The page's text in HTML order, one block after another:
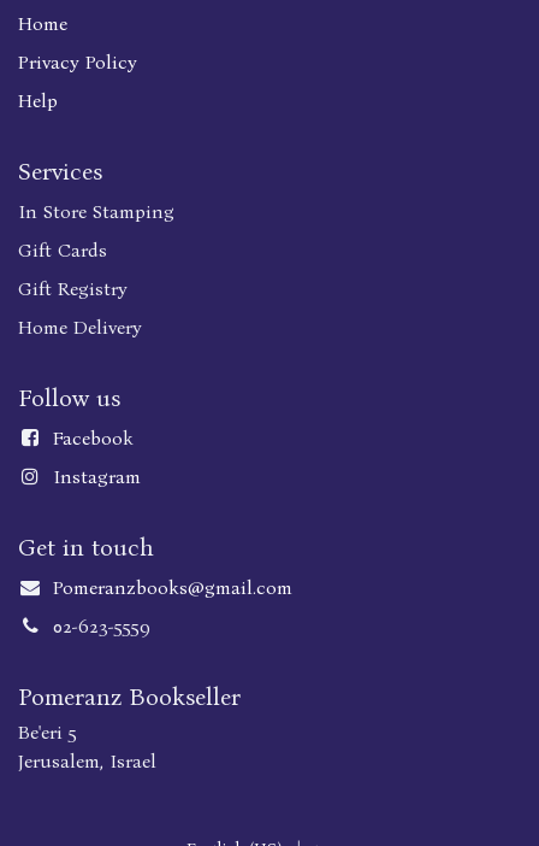
Home
Privacy Policy
Help
Services
In Store Stamping
Gift Cards
Gift Registry
Home Delivery
Follow us
Facebook
Instagram
Get in touch
Pomeranzbooks@gmail.com
02-623-5559
Pomeranz Bookseller
Be'eri 5
Jerusalem, Israel